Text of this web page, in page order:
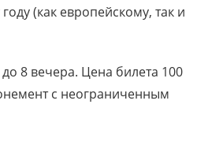
(как европейскому, так и
8 вечера. Цена билета 100
с неограниченным